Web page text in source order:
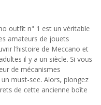
outfit n° 1 est un véritable
amateurs de jouets
l’histoire de Meccano et
il y a un siècle. Si vous
de mécanismes
must-see. Alors, plongez
de cette ancienne boîte